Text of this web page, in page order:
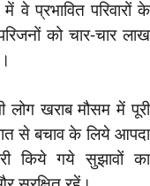
प्रभावित परिवारों के
को चार-चार लाख
खराब मौसम में पूरी
से बचाव के लिये आपदा
किये गये सुझावों का